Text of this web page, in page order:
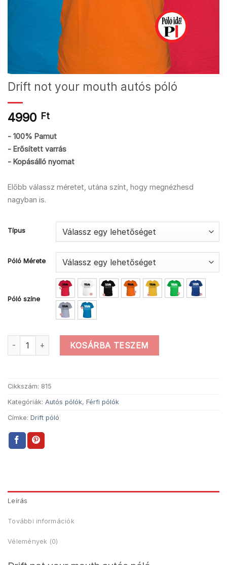
Drift not your mouth autós póló
4990 Ft
- 100% Pamut
- Erősített varrás
- Kopásálló nyomat
Előbb válassz méretet, utána színt, hogy megnézhesd
nagyban is.
Típus
Póló Mérete
Póló színe
Drift not your mouth autós póló mennyiség
KOSÁRBA TESZEM
Cikkszám: 815
Kategóriák: Autós pólók, Férfi pólók
Címke: Drift póló
Leírás
További információk
Vélemények (0)